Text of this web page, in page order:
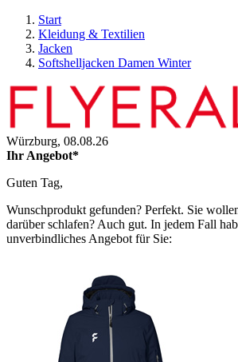
Start
Kleidung & Textilien
Jacken
Softshelljacken Damen Winter
Würzburg, 08.08.26
Ihr Angebot*
Guten Tag,
Wunschprodukt gefunden? Perfekt. Sie
darüber schlafen? Auch gut. In jedem Fall
unverbindliches Angebot für Sie: